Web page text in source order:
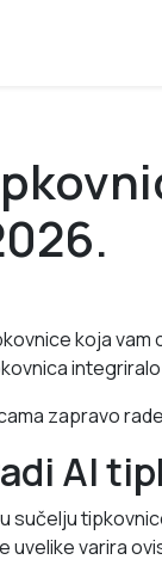
koja
zapravo
AI
sučelju
uvelike varira